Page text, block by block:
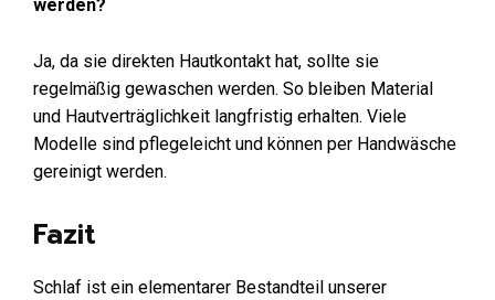
werden?
Ja, da sie direkten Hautkontakt hat, sollte sie
regelmäßig gewaschen werden. So bleiben Material
und Hautverträglichkeit langfristig erhalten. Viele
Modelle sind pflegeleicht und können per Handwäsche
gereinigt werden.
Fazit
Schlaf ist ein elementarer Bestandteil unserer